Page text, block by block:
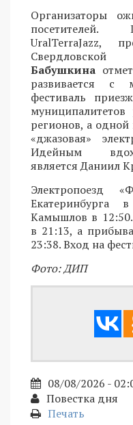
Организаторы
посетителей.
UralTerraJazz,
Бабушкина
развивается с
фестиваль
регионов, а
«джазовая»
Идейным
является Даниил
Электропоезд
Камышлов в 12:50.
в 21:13, а
23:38. Вход на
Фото: ДИП
08/08/2026 -
Повестка дня
Печать